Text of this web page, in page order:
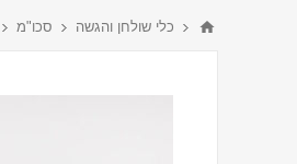
כלי שולחן והגשה סכו"מ